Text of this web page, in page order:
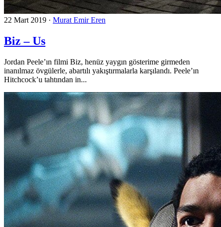
22 Mart 2019 · Murat Emir Eren
Biz – Us
Jordan Peele’ın filmi Biz, henüz yaygın gösterime girmeden
inanılmaz övgülerle, abartılı yakıştırmalarla karşılandı. Peele’ın
Hitchcock’u tahtından in...